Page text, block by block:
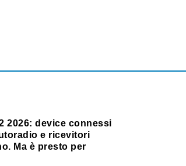
2026: device connessi
e ricevitori
Ma è presto per